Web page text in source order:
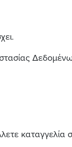
καταγγελία